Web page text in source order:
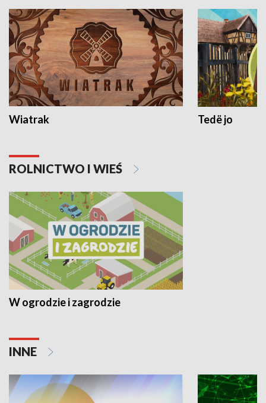
Wiatrak Tedë jo
ROLNICTWO I WIEŚ
W ogrodzie i zagrodzie
INNE